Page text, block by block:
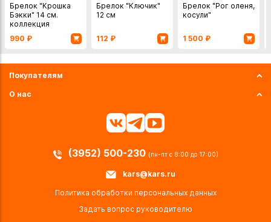
Брелок "Крошка
Бэкки" 14 см.
коллекция
990 ₽
Брелок "Ключик"
12 см
112 ₽
Брелок "Рог оленя,
косули"
1 500 ₽
Покупателям
О нас
(3952) 500-230 (пн-пт с 8:00 до 17:00)
kars@kars.ru
Политика обработки персональных данных
Задать вопрос руководителю